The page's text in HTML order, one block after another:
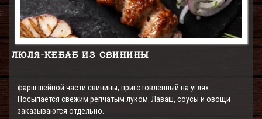
ЛЮЛЯ-КЕБАБ ИЗ СВИНИНЫ
фарш шейной части свинины, приготовленный на углях.
Посыпается свежим репчатым луком. Лаваш, соусы и овощи
заказываются отдельно.